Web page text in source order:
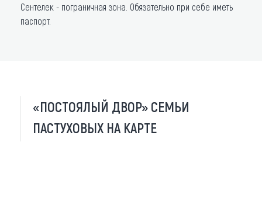
Сентелек - пограничная зона. Обязательно при себе иметь
паспорт.
«ПОСТОЯЛЫЙ ДВОР» СЕМЬИ
ПАСТУХОВЫХ НА КАРТЕ